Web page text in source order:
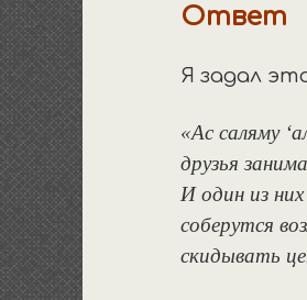
Ответ
Я задал
«Ас саляму
друзья
И один из
соберутся
скидывать